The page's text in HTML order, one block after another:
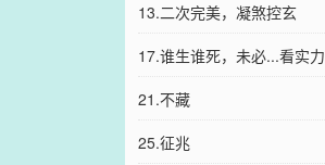
13.二次完美，凝煞控玄
17.谁生谁死，未必...看实力
21.不藏
25.征兆